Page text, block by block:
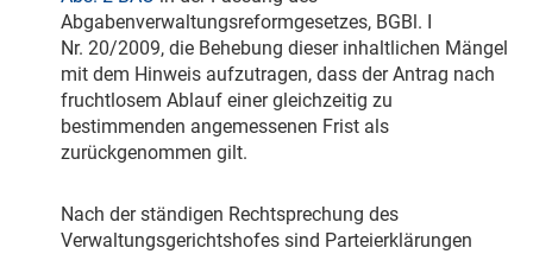
Abgabenverwaltungsreformgesetzes, BGBl. I
Nr. 20/2009, die Behebung dieser inhaltlichen Mängel
mit dem Hinweis aufzutragen, dass der Antrag nach
fruchtlosem Ablauf einer gleichzeitig zu
bestimmenden angemessenen Frist als
zurückgenommen gilt.
Nach der ständigen Rechtsprechung des
Verwaltungsgerichtshofes sind Parteierklärungen